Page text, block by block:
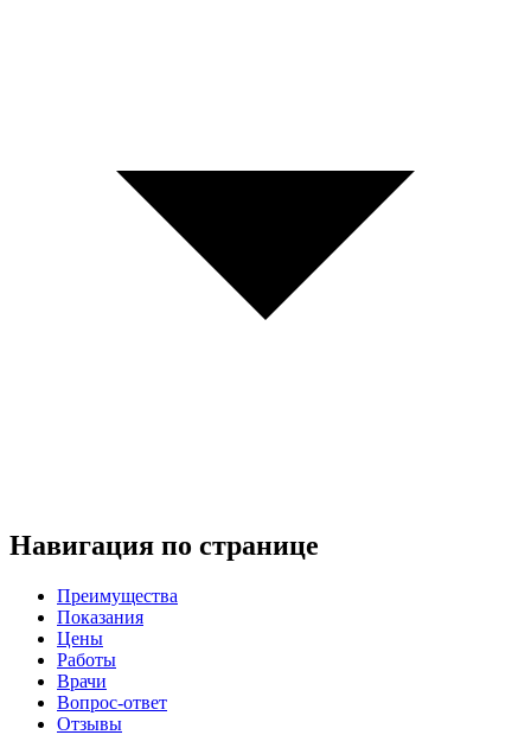
Навигация по странице
Преимущества
Показания
Цены
Работы
Врачи
Вопрос-ответ
Отзывы